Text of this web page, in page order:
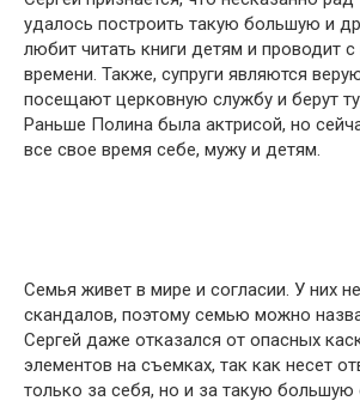
удалось построить такую большую и
любит читать книги детям и проводит
времени. Также, супруги являются
посещают церковную службу и берут
Раньше Полина была актрисой, но
все свое время себе, мужу и детям.
Семья живет в мире и согласии. У них
скандалов, поэтому семью можно
Сергей даже отказался от опасных
элементов на съемках, так как несет
только за себя, но и за такую